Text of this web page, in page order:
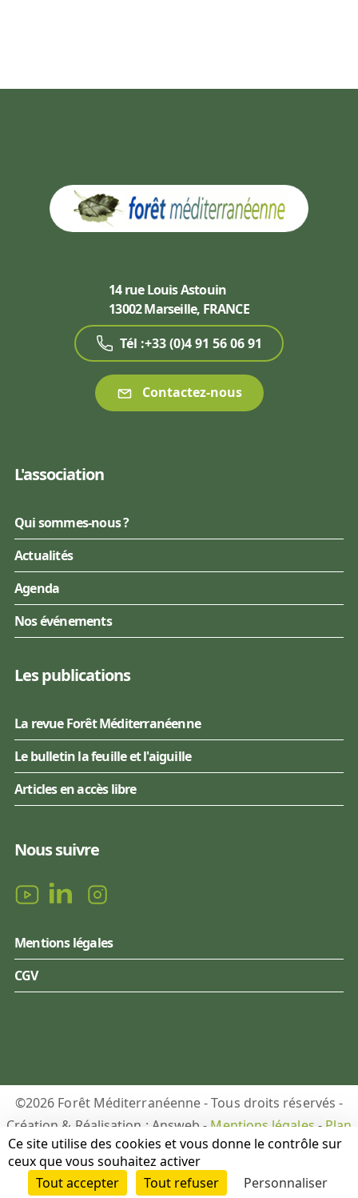
14 rue Louis Astouin
13002 Marseille, FRANCE
Tél :+33 (0)4 91 56 06 91
Contactez-nous
L'association
Qui sommes-nous ?
Actualités
Agenda
Nos événements
Les publications
La revue Forêt Méditerranéenne
Le bulletin la feuille et l'aiguille
Articles en accès libre
Nous suivre
Mentions légales
CGV
©2026 Forêt Méditerranéenne - Tous droits réservés -
Création & Réalisation : Answeb - Mentions légales - Plan
du site-Gestion des cookies
Ce site utilise des cookies et vous donne le contrôle sur
ceux que vous souhaitez activer
Tout accepter
Tout refuser Personnaliser